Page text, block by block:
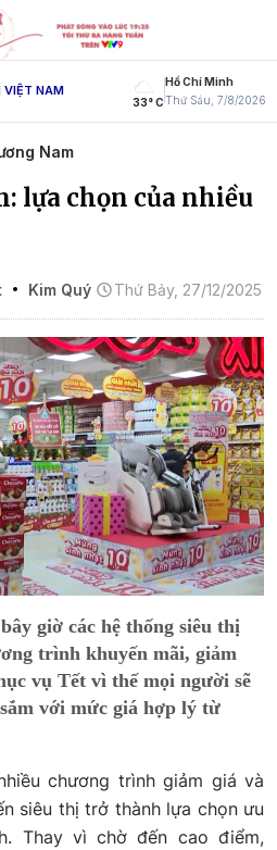
VIỆT NAM
33° C
Hồ Chí Minh
Thứ Sáu, 7/8/2026
Nam
lựa chọn của nhiều
Kim Quý Thứ Bảy, 27/12/2025
giờ các hệ thống siêu thị
trình khuyến mãi, giảm
vụ Tết vì thế mọi người sẽ
với mức giá hợp lý từ
chương trình giảm giá và
siêu thị trở thành lựa chọn ưu
Thay vì chờ đến cao điểm,